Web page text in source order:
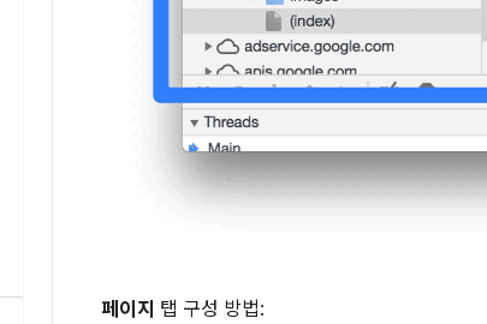
페이지 탭 구성 방법: